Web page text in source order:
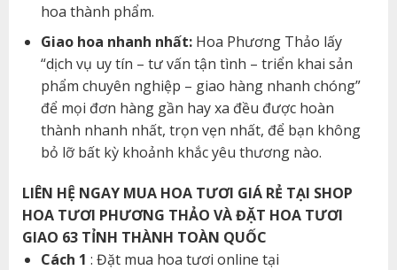
hoa thành phẩm.
Giao hoa nhanh nhất:Hoa Phương Thảo lấy
“dịch vụ uy tín – tư vấn tận tình – triển khai sản
phẩm chuyên nghiệp – giao hàng nhanh chóng”
để mọi đơn hàng gần hay xa đều được hoàn
thành nhanh nhất, trọn vẹn nhất, để bạn không
bỏ lỡ bất kỳ khoảnh khắc yêu thương nào.
LIÊN HỆ NGAY MUA HOA TƯƠI GIÁ RẺ TẠI SHOP
HOA TƯƠI PHƯƠNG THẢO VÀ ĐẶT HOA TƯƠI
GIAO 63 TỈNH THÀNH TOÀN QUỐC
Cách 1 : Đặt mua hoa tươi online tại